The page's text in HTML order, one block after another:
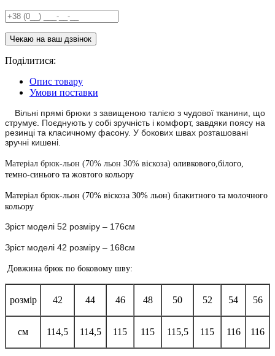
Поділитися:
Опис товару
Умови поставки
Вільні прямі брюки з завищеною талією з чудової тканини, що
струмує. Поєднують у собі зручність і комфорт, завдяки поясу на
резинці та класичному фасону. У бокових швах розташовані
зручні кишені.
Матеріал брюк-льон (70% льон 30% віскоза) оливкового,білого,
темно-синього та жовтого кольору
Матеріал брюк-льон (70% віскоза 30% льон) блакитного та молочного
кольору
Зріст моделі 52 розміру – 176см
Зріст моделі 42 розміру – 168см
Довжина брюк по боковому шву:
розмір 42 44 46 48 50 52 54 56
см 114,5 114,5 115 115 115,5 115 116 116